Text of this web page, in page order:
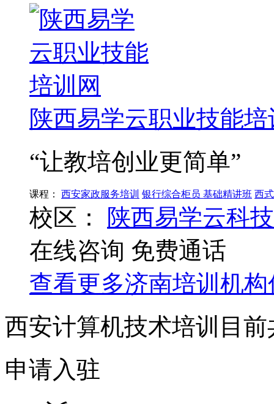
陕西易学云职业技能
“让教培创业更简单”
课程： 西安家政服务培训 银行综合柜员 基础精讲班 西
校区：
陕西易学云科技
在线咨询 免费通话
查看更多济南培训机构
西安计算机技术培训目
申请入驻